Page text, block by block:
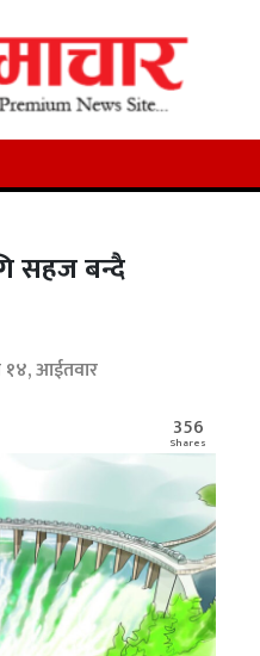
सहज बन्दै
१४, आईतवार
356
Shares